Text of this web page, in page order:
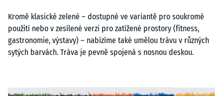
Kromě klasické zelené – dostupné ve variantě pro soukromé
použití nebo v zesílené verzi pro zatížené prostory (fitness,
gastronomie, výstavy) – nabízíme také umělou trávu v různých
sytých barvách. Tráva je pevně spojená s nosnou deskou.